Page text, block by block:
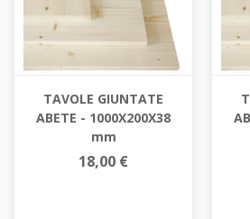
TAVOLE GIUNTATE
ABETE - 1000X200X38
mm
18,00 €